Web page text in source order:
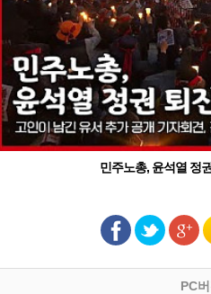
민주노총, 윤석열 정
PC